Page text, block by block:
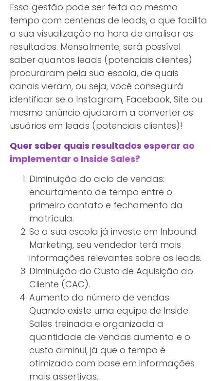
Essa gestão pode ser feita ao mesmo
tempo com centenas de leads, o que facilita
a sua visualização na hora de analisar os
resultados. Mensalmente, será possível
saber quantos leads (potenciais clientes)
procuraram pela sua escola, de quais
canais vieram, ou seja, você conseguirá
identificar se o Instagram, Facebook, Site ou
mesmo anúncio ajudaram a converter os
usuários em leads (potenciais clientes)!
Quer saber quais resultados esperar ao
implementar o Inside Sales?
Diminuição do ciclo de vendas:
encurtamento de tempo entre o
primeiro contato e fechamento da
matrícula.
Se a sua escola já investe em Inbound
Marketing, seu vendedor terá mais
informações relevantes sobre os leads.
Diminuição do Custo de Aquisição do
Cliente (CAC).
Aumento do número de vendas.
Quando existe uma equipe de Inside
Sales treinada e organizada a
quantidade de vendas aumenta e o
custo diminui, já que o tempo é
otimizado com base em informações
mais assertivas.